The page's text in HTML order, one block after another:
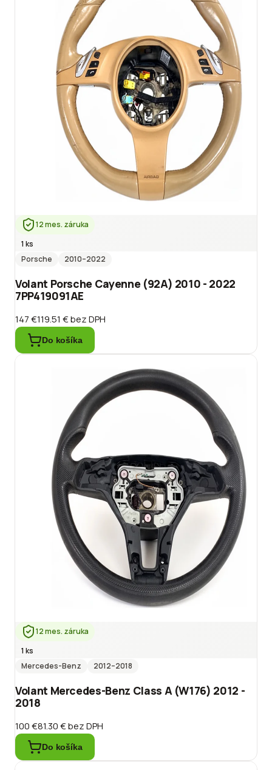
12 mes. záruka
1 ks
Porsche
2010–2022
Volant Porsche Cayenne (92A) 2010 - 2022
7PP419091AE
147 €119.51 €bez DPH
Do košíka
12 mes. záruka
1 ks
Mercedes-Benz
2012–2018
Volant Mercedes-Benz Class A (W176) 2012 -
2018
100 €81.30 €bez DPH
Do košíka